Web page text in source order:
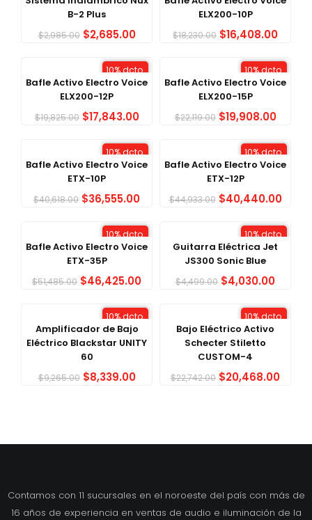
B-2 Plus
$2,985.00 $2,685.00
ELX200-10P
$18,230.00 $16,408.00
10% dcto.
Bafle Activo Electro Voice
ELX200-12P
$19,825.00 $17,843.00
10% dcto.
Bafle Activo Electro Voice
ELX200-15P
$22,119.00 $19,908.00
10% dcto.
Bafle Activo Electro Voice
ETX-10P
$40,618.00 $36,555.00
10% dcto.
Bafle Activo Electro Voice
ETX-12P
$44,933.00 $40,440.00
10% dcto.
Bafle Activo Electro Voice
ETX-35P
$51,485.00 $46,425.00
10% dcto.
Guitarra Eléctrica Jet
JS300 Sonic Blue
$4,499.00 $4,030.00
10% dcto.
Amplificador de Bajo
Eléctrico Blackstar UNITY
60
$9,265.00 $8,339.00
10% dcto.
Bajo Eléctrico Activo
Schecter Stiletto
CUSTOM-4
$22,742.00 $20,468.00
Contamos con 11 sucursales en el noroeste del país con más de
16 años de experiencia en ventas de audio e iluminación de la